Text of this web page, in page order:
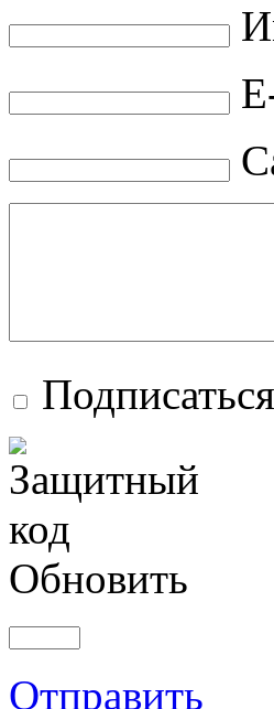
Обновить
Отправить